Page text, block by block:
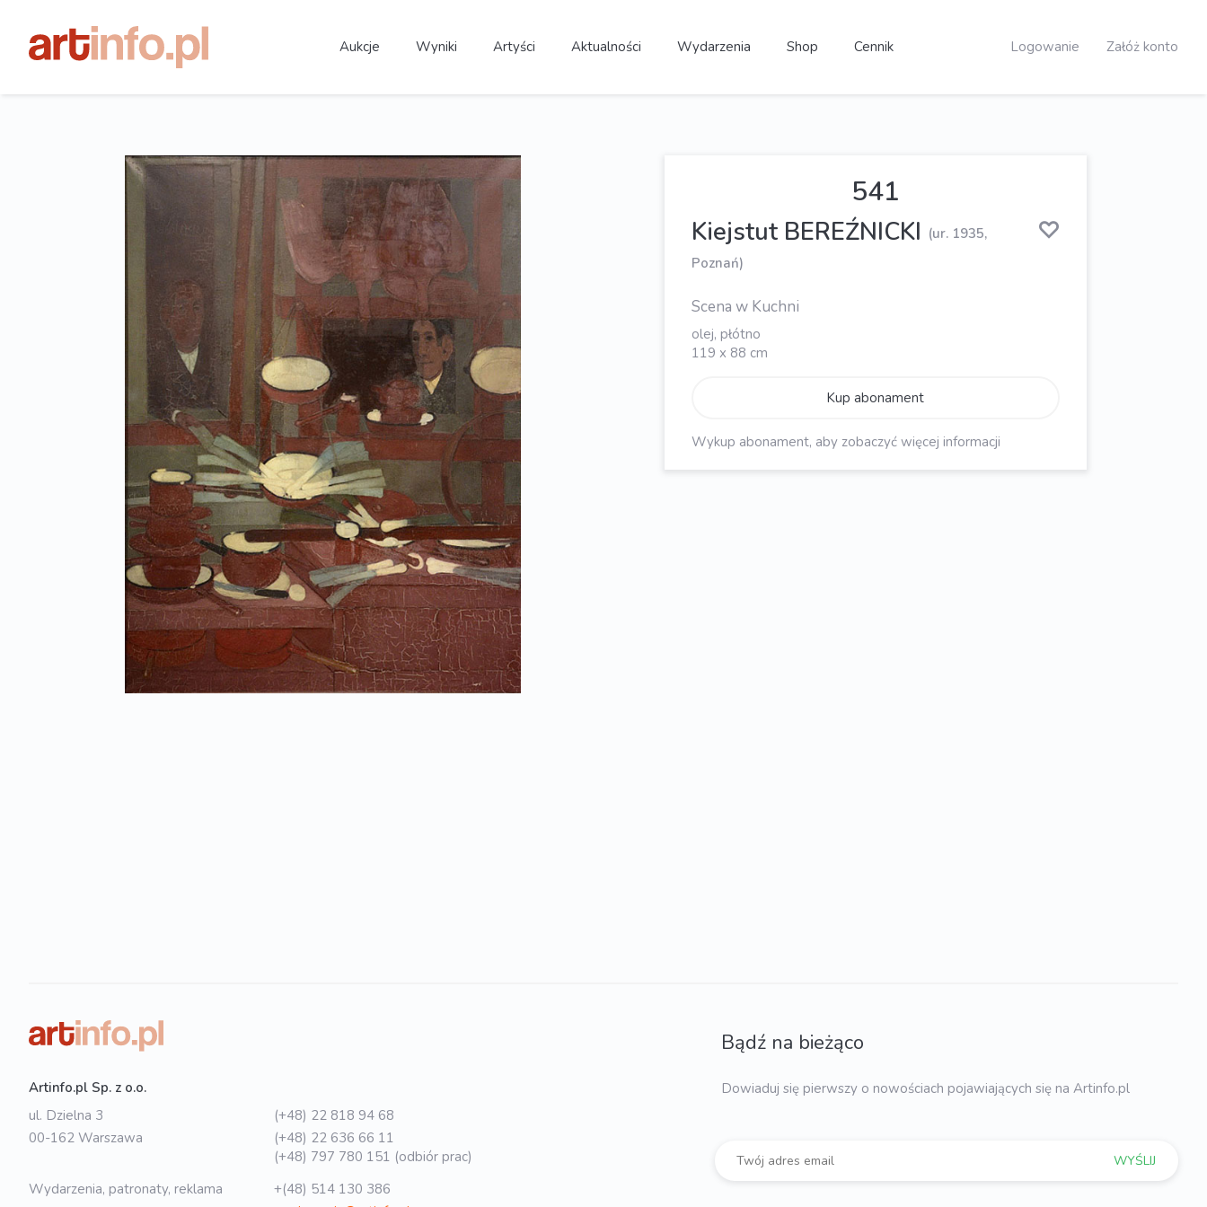
Aukcje Wyniki Artyści Aktualności Wydarzenia Shop Cennik Logowanie Załóż konto
541
Kiejstut BEREŹNICKI (ur. 1935,
Poznań)
Scena w Kuchni
olej, płótno
119 x 88 cm
Kup abonament
Wykup abonament, aby zobaczyć więcej informacji
Artinfo.pl Sp. z o.o.
ul. Dzielna 3
00-162 Warszawa
(+48) 22 818 94 68
(+48) 22 636 66 11
(+48) 797 780 151 (odbiór prac)
Wydarzenia, patronaty, reklama
+(48) 514 130 386
Bądź na bieżąco
Dowiaduj się pierwszy o nowościach pojawiających się na Artinfo.pl
WYŚLIJ